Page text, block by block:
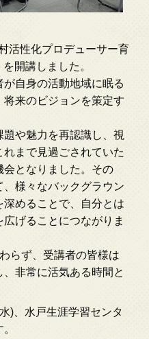
活性化プロデューサー育
開講しました。
自身の活動地域に眠る
来のビジョンを策定す
や魅力を再認識し、視
まで見過ごされていた
となりました。その
様々なバックグラウン
深めることで、自分とは
げることにつながりま
らず、受講者の皆様は
非常に活気ある時間と
)、水戸生涯学習センタ